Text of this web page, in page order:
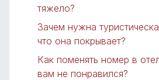
тяжело?
Зачем нужна
что она покрывает?
Как поменять номер в
вам не понравился?